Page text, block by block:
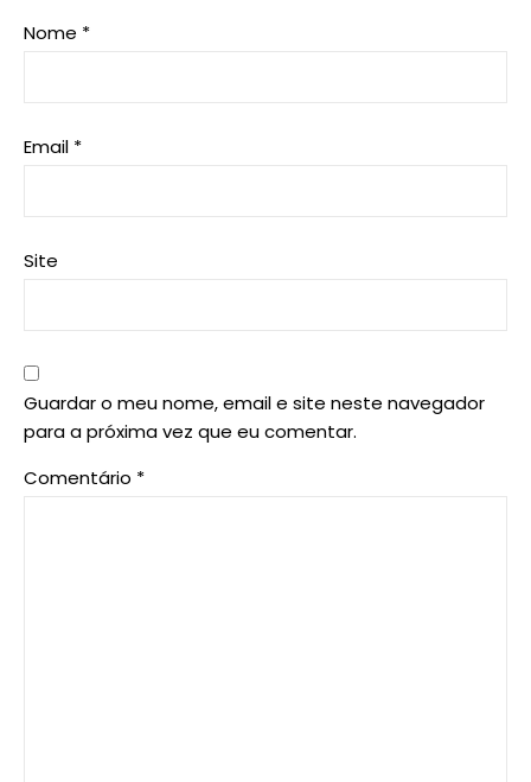
Nome *
Email *
Site
Guardar o meu nome, email e site neste navegador
para a próxima vez que eu comentar.
Comentário *